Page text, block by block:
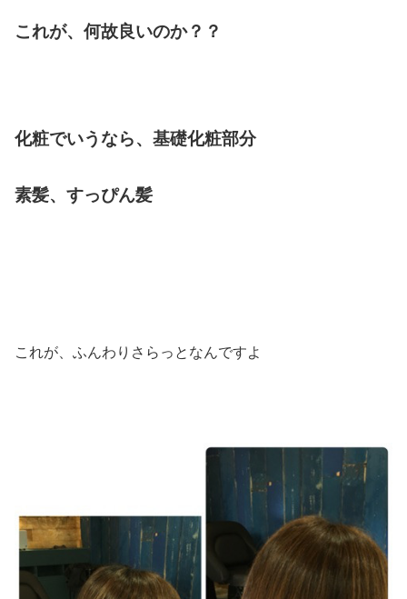
これが、何故良いのか？？
化粧でいうなら、基礎化粧部分
素髪、すっぴん髪
これが、ふんわりさらっとなんですよ